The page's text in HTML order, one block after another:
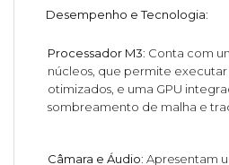
Desempenho e Tecnologia:
Processador M3: Conta com
núcleos, que permite
otimizados, e uma GPU
sombreamento de malha e
Câmara e Áudio: Apresentam